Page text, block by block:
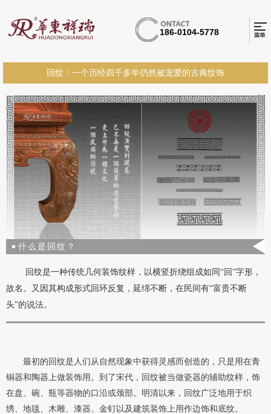
186-0104-5778
回纹：一个历经四千多年仍然被宠爱的古典纹饰
什么是回纹？
回纹是一种传统几何装饰纹样 ， 以横竖折绕组成如同“回”字形，
故名。又 因其构成形式回环反复，延绵不断，在民间有“富贵不断
头”的说法。
最初的回纹是人们从自然现象中获得灵感而创造的，只是用在青
铜器和陶器上做装饰用。到了宋代，回纹被当做瓷器的辅助纹样，饰
在盘、碗、瓶等器物的口沿或颈部。明清以来，回纹广泛地用于织
绣、地毯、木雕、漆器、金钉以及建筑装饰上用作边饰和底纹。